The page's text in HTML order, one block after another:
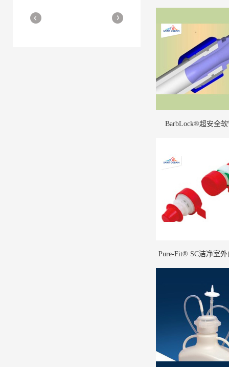
BarbLock®超安全
Pure-Fit® SC洁净室